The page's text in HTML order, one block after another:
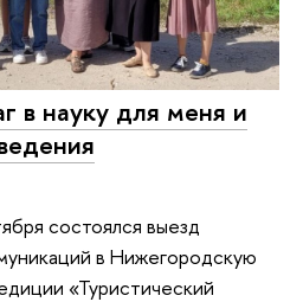
в науку для меня и
состоялся выезд
в Нижегородскую
«Туристический